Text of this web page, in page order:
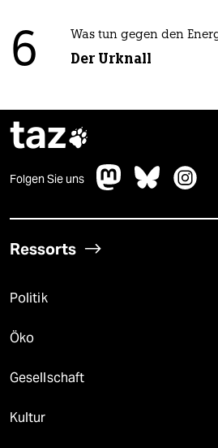
6 Was tun gegen den
Der Urknall
taz
Folgen Sie uns
Ressorts
Politik
Öko
Gesellschaft
Kultur